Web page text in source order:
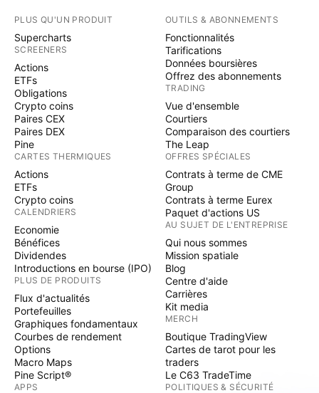
PLUS QU'UN PRODUIT
Supercharts
SCREENERS
Actions
ETFs
Obligations
Crypto coins
Paires CEX
Paires DEX
Pine
CARTES THERMIQUES
Actions
ETFs
Crypto coins
CALENDRIERS
Economie
Bénéfices
Dividendes
Introductions en bourse (IPO)
PLUS DE PRODUITS
Flux d'actualités
Portefeuilles
Graphiques fondamentaux
Courbes de rendement
Options
Macro Maps
Pine Script®
APPS
OUTILS & ABONNEMENTS
Fonctionnalités
Tarifications
Données boursières
Offrez des abonnements
TRADING
Vue d'ensemble
Courtiers
Comparaison des courtiers
The Leap
OFFRES SPÉCIALES
Contrats à terme de CME
Group
Contrats à terme Eurex
Paquet d'actions US
AU SUJET DE L'ENTREPRISE
Qui nous sommes
Mission spatiale
Blog
Centre d'aide
Carrières
Kit media
MERCH
Boutique TradingView
Cartes de tarot pour les
traders
Le C63 TradeTime
POLITIQUES & SÉCURITÉ